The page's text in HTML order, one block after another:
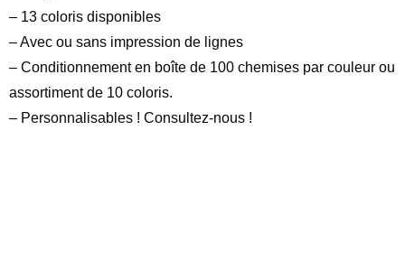
– 13 coloris disponibles
– Avec ou sans impression de lignes
– Conditionnement en boîte de 100 chemises par couleur ou
assortiment de 10 coloris.
– Personnalisables ! Consultez-nous !